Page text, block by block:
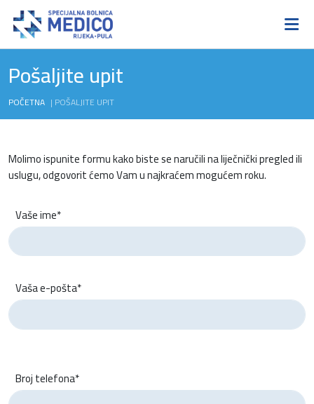
Pošaljite upit
POČETNA | POŠALJITE UPIT
Molimo ispunite formu kako biste se naručili na liječnički pregled ili
uslugu, odgovorit ćemo Vam u najkraćem mogućem roku.
Vaše ime*
Vaša e-pošta*
Broj telefona*